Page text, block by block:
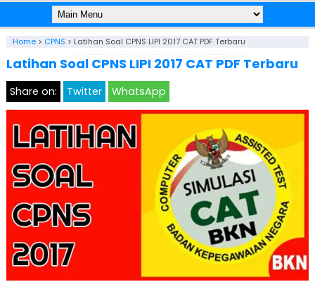
Home> CPNS > Latihan Soal CPNS LIPI 2017 CAT PDF Terbaru
Latihan Soal CPNS LIPI 2017 CAT PDF Terbaru
Share on: Twitter WhatsApp